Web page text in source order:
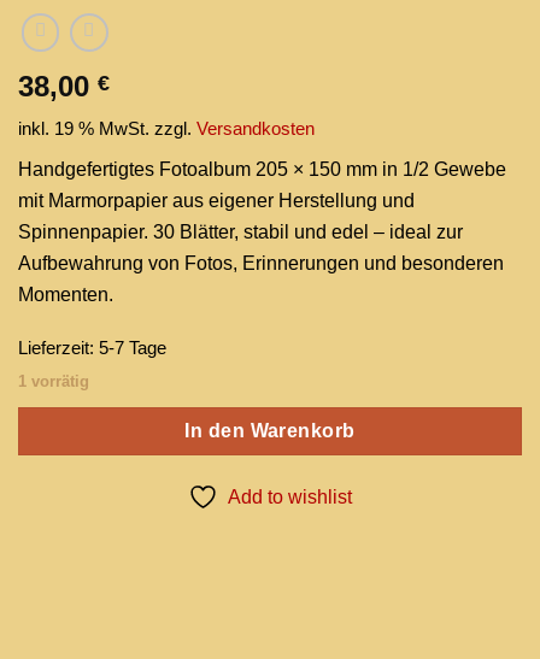
38,00 €
inkl. 19 % MwSt. zzgl. Versandkosten
Handgefertigtes Fotoalbum 205 × 150 mm in 1/2 Gewebe
mit Marmorpapier aus eigener Herstellung und
Spinnenpapier. 30 Blätter, stabil und edel – ideal zur
Aufbewahrung von Fotos, Erinnerungen und besonderen
Momenten.
Lieferzeit: 5-7 Tage
1 vorrätig
In den Warenkorb
Add to wishlist